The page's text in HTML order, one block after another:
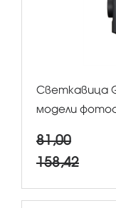
Светкавица
модели
81,00
158,42